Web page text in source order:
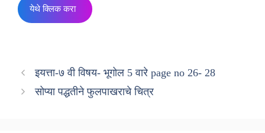
येथे क्लिक करा
इयत्ता-७ वी विषय- भूगोल 5 वारे page no 26- 28
सोप्या पद्धतीने फुलपाखराचे चित्र